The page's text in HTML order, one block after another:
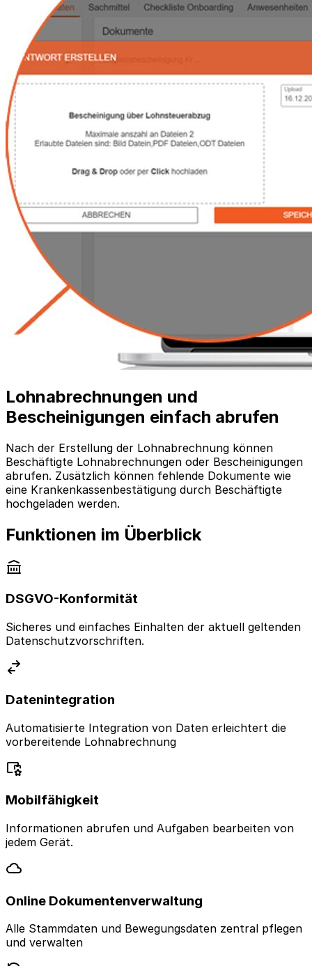
Lohnabrechnungen und
Bescheinigungen einfach abrufen
Nach der Erstellung der Lohnabrechnung können
Beschäftigte Lohnabrechnungen oder Bescheinigungen
abrufen. Zusätzlich können fehlende Dokumente wie
eine Krankenkassenbestätigung durch Beschäftigte
hochgeladen werden.
Funktionen im Überblick
DSGVO-Konformität
Sicheres und einfaches Einhalten der aktuell geltenden
Datenschutzvorschriften.
Datenintegration
Automatisierte Integration von Daten erleichtert die
vorbereitende Lohnabrechnung
Mobilfähigkeit
Informationen abrufen und Aufgaben bearbeiten von
jedem Gerät.
Online Dokumentenverwaltung
Alle Stammdaten und Bewegungsdaten zentral pflegen
und verwalten